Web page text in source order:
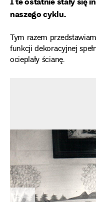
naszego cyklu.
Tym razem
funkcji dekoracyjnej
ocieplały ścianę.